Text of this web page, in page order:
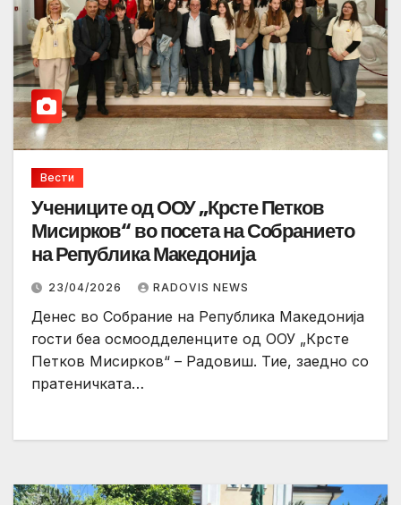
Вести
Учениците од ООУ „Крсте Петков
Мисирков“ во посета на Собранието
на Република Македонија
23/04/2026 RADOVIS NEWS
Денес во Собрание на Република Македонија
гости беа осмоодделенците од ООУ „Крсте
Петков Мисирков“ – Радовиш. Тие, заедно со
пратеничката…